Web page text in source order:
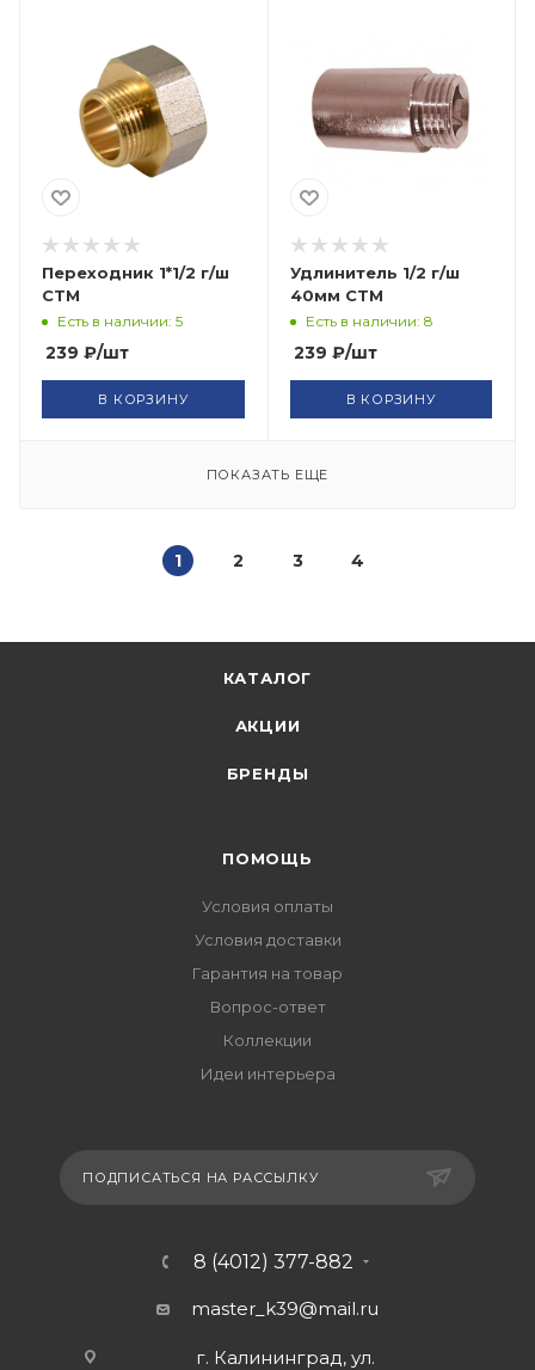
Переходник 1*1/2 г/ш
СТМ
Есть в наличии: 5
239 ₽/шт
В КОРЗИНУ
Удлинитель 1/2 г/ш
40мм СТМ
Есть в наличии: 8
239 ₽/шт
В КОРЗИНУ
ПОКАЗАТЬ ЕЩЕ
1 2 3 4
КАТАЛОГ
АКЦИИ
БРЕНДЫ
ПОМОЩЬ
Условия оплаты
Условия доставки
Гарантия на товар
Вопрос-ответ
Коллекции
Идеи интерьера
ПОДПИСАТЬСЯ НА РАССЫЛКУ
8 (4012) 377-882
master_k39@mail.ru
г. Калининград, ул.